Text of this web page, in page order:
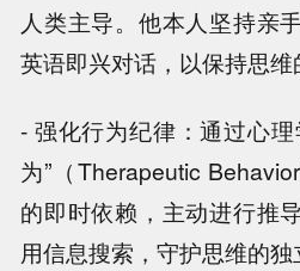
人类主导。他本人坚持亲
英语即兴对话，以保持思维
- 强化行为纪律：通过心
为”（Therapeutic
的即时依赖，主动进行推
用信息搜索，守护思维的独